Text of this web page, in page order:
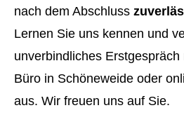
nach dem Abschluss
Lernen Sie uns kennen und
unverbindliches
Büro in Schöneweide oder
aus. Wir freuen uns auf Sie.